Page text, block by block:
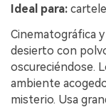
Ideal para:
Cinematográfica
desierto con
oscureciéndose.
ambiente
misterio. Usa